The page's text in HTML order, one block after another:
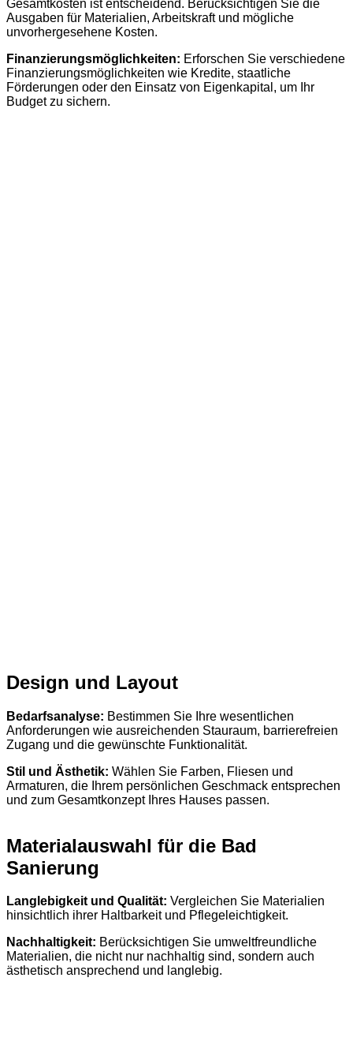
Gesamtkosten ist entscheidend. Berücksichtigen Sie die
Ausgaben für Materialien, Arbeitskraft und mögliche
unvorhergesehene Kosten.
Finanzierungsmöglichkeiten: Erforschen Sie verschiedene
Finanzierungsmöglichkeiten wie Kredite, staatliche
Förderungen oder den Einsatz von Eigenkapital, um Ihr
Budget zu sichern.
Design und Layout
Bedarfsanalyse: Bestimmen Sie Ihre wesentlichen
Anforderungen wie ausreichenden Stauraum, barrierefreien
Zugang und die gewünschte Funktionalität.
Stil und Ästhetik: Wählen Sie Farben, Fliesen und
Armaturen, die Ihrem persönlichen Geschmack entsprechen
und zum Gesamtkonzept Ihres Hauses passen.
Materialauswahl für die Bad
Sanierung
Langlebigkeit und Qualität: Vergleichen Sie Materialien
hinsichtlich ihrer Haltbarkeit und Pflegeleichtigkeit.
Nachhaltigkeit: Berücksichtigen Sie umweltfreundliche
Materialien, die nicht nur nachhaltig sind, sondern auch
ästhetisch ansprechend und langlebig.